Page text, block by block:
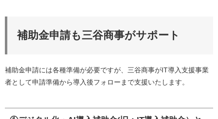
補助金申請も三谷商事がサポート
補助金申請には各種準備が必要ですが、三谷商事がIT導入支援事業
者として申請準備から導入後フォローまで支援いたします。